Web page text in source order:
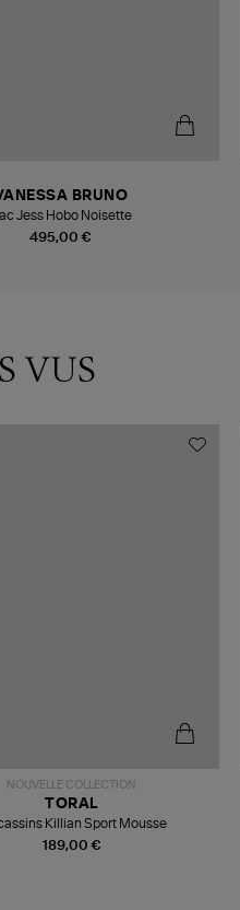
495,00 €
BRUNO
Jess Hobo Noisette
VUS
NOUVELLE COLLECTION
189,00 €
TORAL
Killian Sport Mousse